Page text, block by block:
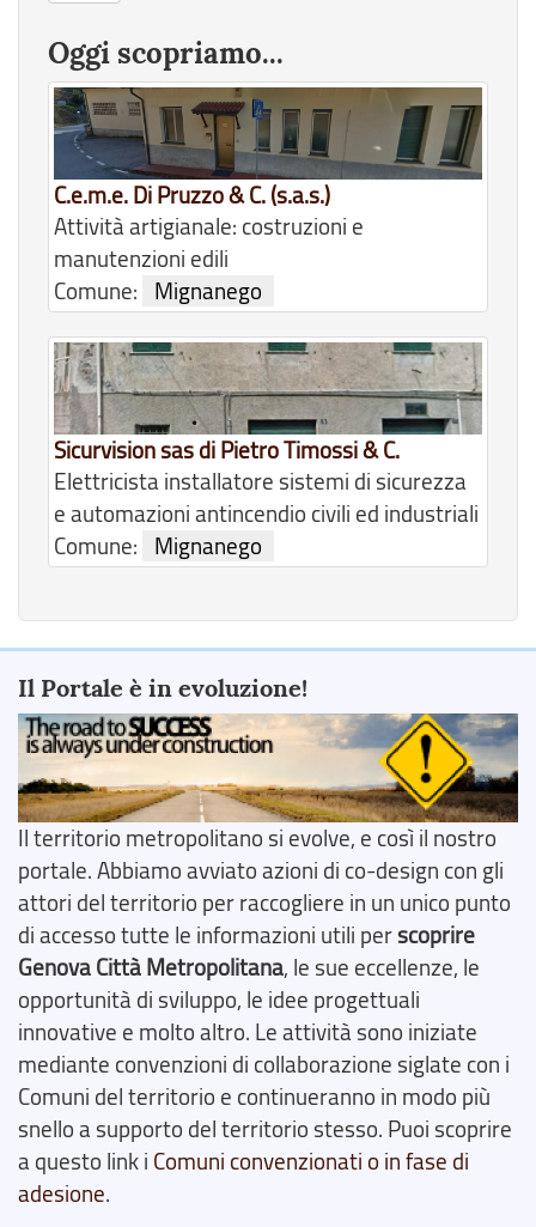
Oggi scopriamo...
C.e.m.e. Di Pruzzo & C. (s.a.s.)
Attività artigianale: costruzioni e
manutenzioni edili
Comune:
Mignanego
Sicurvision sas di Pietro Timossi & C.
Elettricista installatore sistemi di sicurezza
e automazioni antincendio civili ed industriali
Comune:
Mignanego
Il Portale è in evoluzione!
Il territorio metropolitano si evolve, e così il nostro
portale. Abbiamo avviato azioni di co-design con gli
attori del territorio per raccogliere in un unico punto
di accesso tutte le informazioni utili perscoprire
Genova Città Metropolitana, le sue eccellenze, le
opportunità di sviluppo, le idee progettuali
innovative e molto altro. Le attività sono iniziate
mediante convenzioni di collaborazione siglate con i
Comuni del territorio e continueranno in modo più
snello a supporto del territorio stesso. Puoi scoprire
a questo link i Comuni convenzionati o in fase di
adesione.